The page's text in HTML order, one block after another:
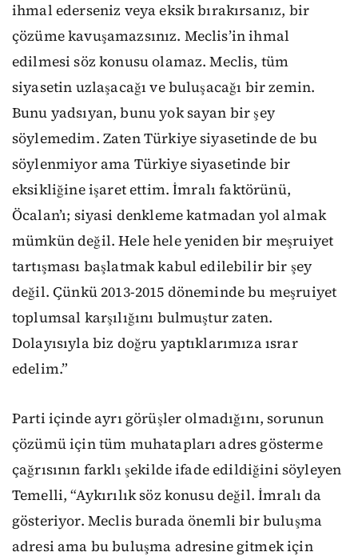
ihmal ederseniz veya eksik bırakırsanız, bir
çözüme kavuşamazsınız. Meclis’in ihmal
edilmesi söz konusu olamaz. Meclis, tüm
siyasetin uzlaşacağı ve buluşacağı bir zemin.
Bunu yadsıyan, bunu yok sayan bir şey
söylemedim. Zaten Türkiye siyasetinde de bu
söylenmiyor ama Türkiye siyasetinde bir
eksikliğine işaret ettim. İmralı faktörünü,
Öcalan’ı; siyasi denkleme katmadan yol almak
mümkün değil. Hele hele yeniden bir meşruiyet
tartışması başlatmak kabul edilebilir bir şey
değil. Çünkü 2013-2015 döneminde bu meşruiyet
toplumsal karşılığını bulmuştur zaten.
Dolayısıyla biz doğru yaptıklarımıza ısrar
edelim.”
Parti içinde ayrı görüşler olmadığını, sorunun
çözümü için tüm muhatapları adres gösterme
çağrısının farklı şekilde ifade edildiğini söyleyen
Temelli, “Aykırılık söz konusu değil. İmralı da
gösteriyor. Meclis burada önemli bir buluşma
adresi ama bu buluşma adresine gitmek için